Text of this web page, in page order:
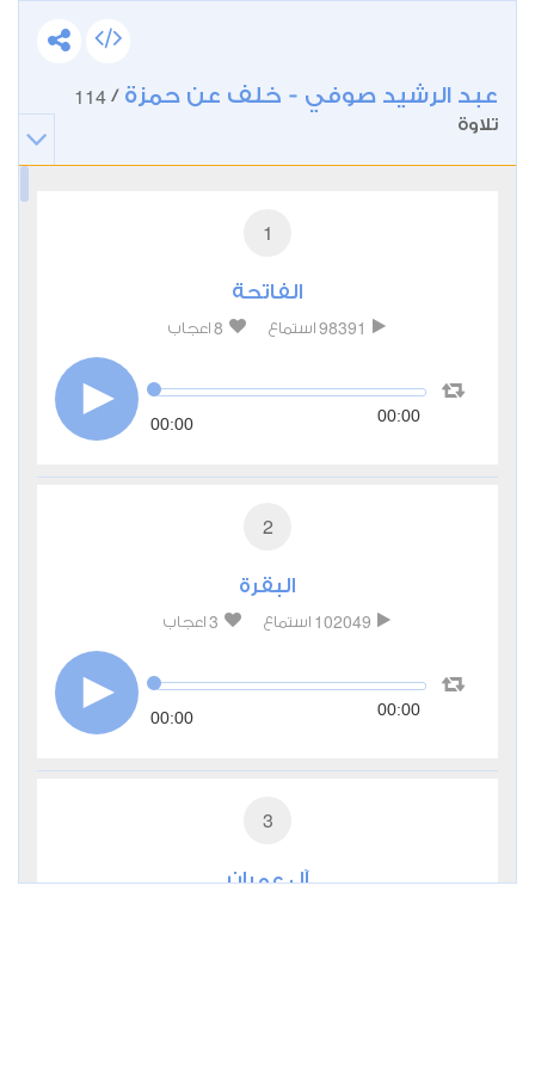
عبد الرشيد صوفي - خلف عن حمزة /
114
تلاوة
1
الفاتحة
98391 استماع 8 اعجاب
00:00 00:00
2
البقرة
102049 استماع 3 اعجاب
00:00 00:00
3
آل عمران